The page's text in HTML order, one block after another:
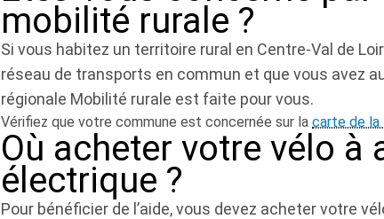
mobilité rurale ?
Si vous habitez un territoire rural en Centre-Val de
réseau de transports en commun et que vous avez
régionale Mobilité rurale est faite pour vous.
Vérifiez que votre commune est concernée sur la carte de la
Où acheter votre vélo à
électrique ?
Pour bénéficier de l’aide, vous devez acheter votre